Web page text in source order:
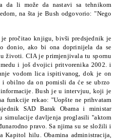
da li može da nastavi sa tehnikom
na šta je Bush odgovorio: "Nego
pročitao knjigu, bivši predsjednik je
donio, ako bi ona doprinijela da se
životi.CIA je primjenjivala tu spornu
i još dvojici pritvorenika 2002. i
vodom lica ispitivanog, dok je on
i obilno da on pomisli da će se ubrzo
Bush je u intervjuu, koji je
funkcije rekao: "Uopšte ne prihvatam
SAD Barak Obama i ministar
simulacije davljenja proglasili "aktom
pravo. Sa njima su se složili i
Kapitol hilu. Obamina administracija,